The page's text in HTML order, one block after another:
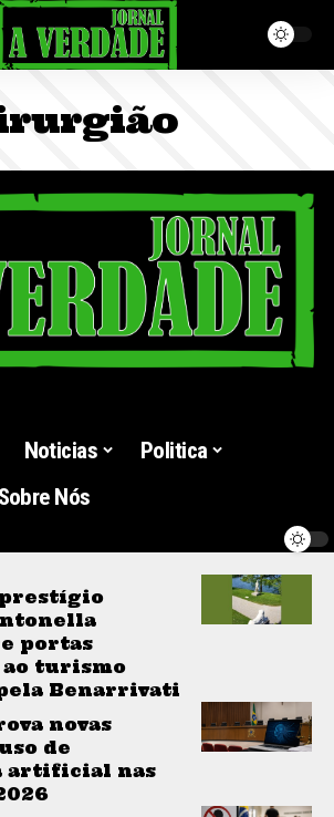
Noticias
Politica
Sobre Nós
prestígio
portas
ao turismo
Benarrivati
novas
de
artificial nas